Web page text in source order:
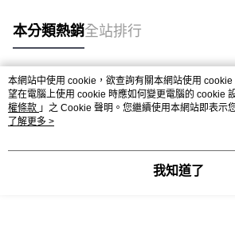
本分類熱銷全站排行
熱門標籤
本網站中使用 cookie，欲查詢有關本網站使用
望在電腦上使用 cookie 時應如何變更電腦的 cookie
權條款 」之 Cookie 聲明。您繼續使用本網站即表示
用條款之 Cookie 聲明使用 cookie。
了解更多 >
我知道了